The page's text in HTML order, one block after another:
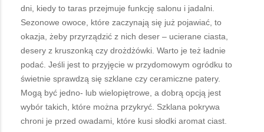
dni, kiedy to taras przejmuje funkcję salonu i jadalni.
Sezonowe owoce, które zaczynają się już pojawiać, to
okazja, żeby przyrządzić z nich deser – ucierane ciasta,
desery z kruszonką czy drożdżówki. Warto je też ładnie
podać. Jeśli jest to przyjęcie w przydomowym ogródku to
świetnie sprawdzą się szklane czy ceramiczne patery.
Mogą być jedno- lub wielopiętrowe, a dobrą opcją jest
wybór takich, które można przykryć. Szklana pokrywa
chroni je przed owadami, które kusi słodki aromat ciast.